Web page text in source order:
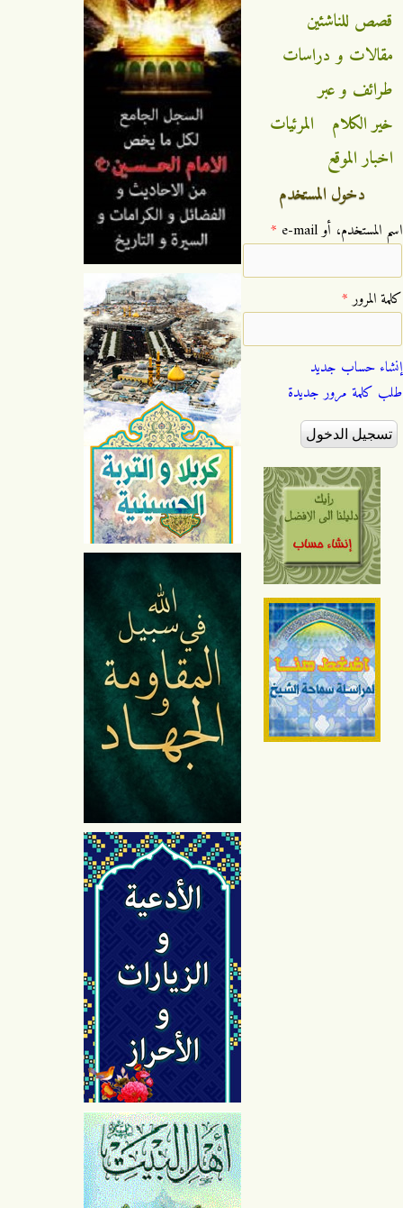
قصص للناشئين
مقالات و دراسات
طرائف و عبر
خير الكلام
المرئيات
اخبار الموقع
دخول المستخدم
‏اسم المستخدم، أو e-mail ‏ *
‏كلمة المرور ‏*
إنشاء حساب جديد
طلب كلمة مرور جديدة